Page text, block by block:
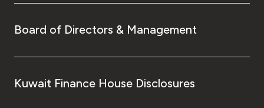
Board of Directors & Management
Kuwait Finance House Disclosures